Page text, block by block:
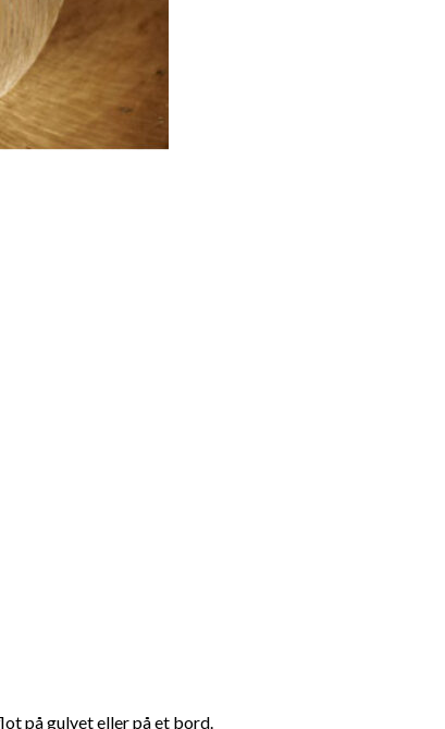
på gulvet eller på et bord.